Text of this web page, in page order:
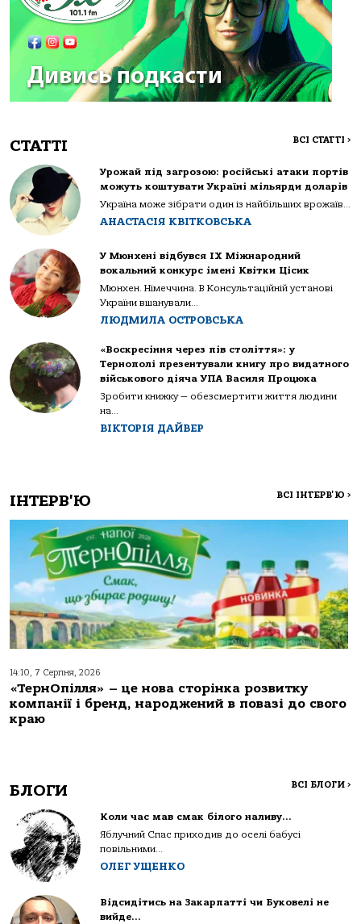
СТАТТІ ВСІ СТАТТІ >
Урожай під загрозою: російські атаки портів
можуть коштувати Україні мільярди доларів
Україна може зібрати один із найбільших врожаїв...
АНАСТАСІЯ КВІТКОВСЬКА
У Мюнхені відбувся IX Міжнародний
вокальний конкурс імені Квітки Цісик
Мюнхен. Німеччина. В Консультаційній установі
України вшанували...
ЛЮДМИЛА ОСТРОВСЬКА
«Воскресіння через пів століття»: у
Тернополі презентували книгу про видатного
військового діяча УПА Василя Процюка
Зробити книжку — обезсмертити життя людини
на...
ВІКТОРІЯ ДАЙВЕР
ІНТЕРВ'Ю ВСІ ІНТЕРВ'Ю >
14:10, 7 Серпня, 2026
«ТернОпілля» – це нова сторінка розвитку
компанії і бренд, народжений в повазі до свого
краю
БЛОГИ ВСІ БЛОГИ >
Коли час мав смак білого наливу…
Яблучний Спас приходив до оселі бабусі
повільними...
ОЛЕГ УЩЕНКО
Відсидітись на Закарпатті чи Буковелі не
вийде…